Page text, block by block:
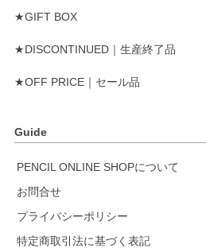
★GIFT BOX
★DISCONTINUED｜生産終了品
★OFF PRICE｜セール品
Guide
PENCIL ONLINE SHOPについて
お問合せ
プライバシーポリシー
特定商取引法に基づく表記